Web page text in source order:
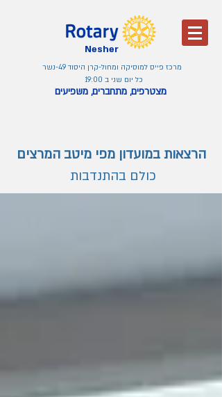
Nesher
מרכז פייס למוסיקה ומחול-קרן היסוד 49-נשר
כל יום שני ב 19:00
מצטרפים, מתחברים, משפיעים
הרצאות במועדון מפי מיטב המרצים
כולם בהתנדבות